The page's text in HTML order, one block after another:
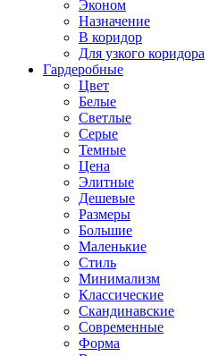
Эконом
Назначение
В коридор
Для узкого коридора
Гардеробные
Цвет
Белые
Светлые
Серые
Темные
Цена
Элитные
Дешевые
Размеры
Большие
Маленькие
Стиль
Минимализм
Классические
Скандинавские
Современные
Форма